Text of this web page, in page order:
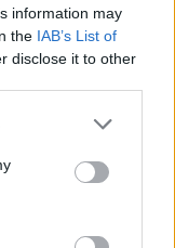
information may
the IAB’s List of
disclose it to other
or more Google
You may click to
party tags to
in below Google